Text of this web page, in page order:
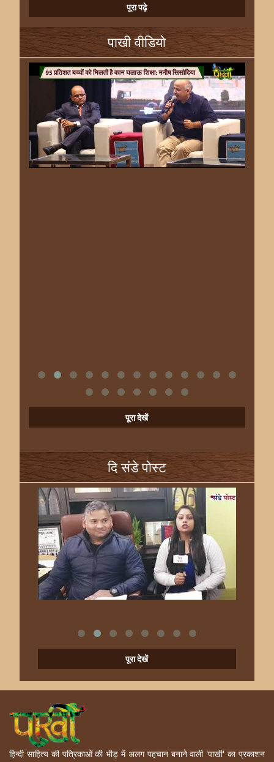
पूरा पढ़े
पाखी वीडियो
पूरा देखें
दि संडे पोस्ट
पूरा देखें
हिन्दी साहित्य की पत्रिकाओं की भीड़ में अलग पहचान बनाने वाली 'पाखी' का प्रकाशन